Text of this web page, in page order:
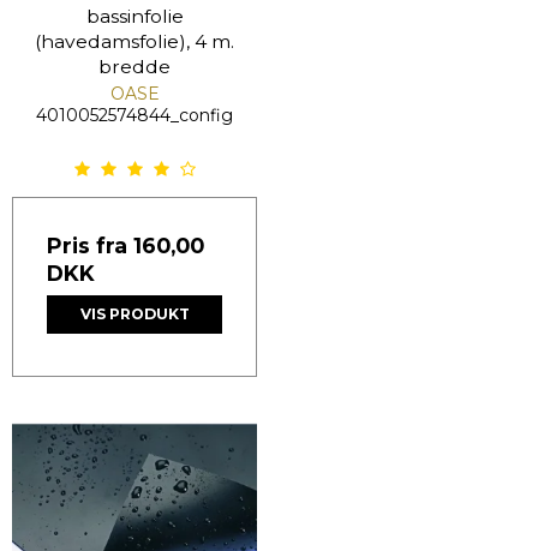
bassinfolie
(havedamsfolie), 4 m.
bredde
OASE
4010052574844_config
Pris fra 160,00
DKK
VIS PRODUKT